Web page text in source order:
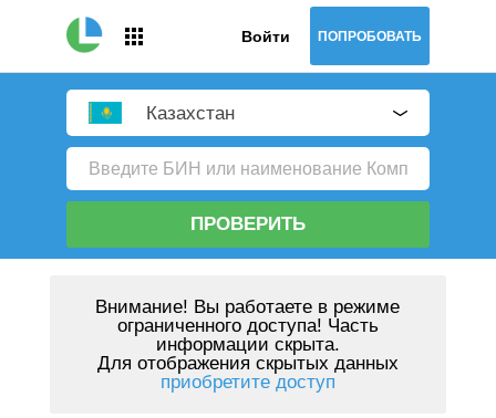
Войти ПОПРОБОВАТЬ
Казахстан
ПРОВЕРИТЬ
Внимание! Вы работаете в режиме
ограниченного доступа! Часть
информации скрыта.
Для отображения скрытых данных
приобретите доступ